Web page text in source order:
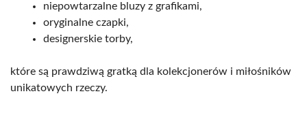
niepowtarzalne bluzy z grafikami,
oryginalne czapki,
designerskie torby,
które są prawdziwą gratką dla kolekcjonerów i miłośników
unikatowych rzeczy.